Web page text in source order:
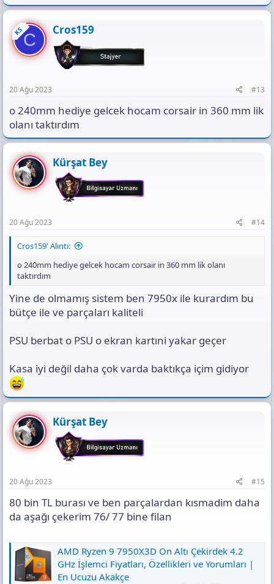
KSC Cros159
20 Ağu 2023 #13
o 240mm hediye gelcek hocam corsair in 360 mm lik
olanı taktırdım
Kürşat Bey
20 Ağu 2023 #14
Cros159' Alıntı:
o 240mm hediye gelcek hocam corsair in 360 mm lik olanı
taktırdım
Yine de olmamış sistem ben 7950x ile kurardım bu
bütçe ile ve parçaları kaliteli
PSU berbat o PSU o ekran kartıni yakar geçer
Kasa iyi değil daha çok varda baktıkça içim gidiyor
Kürşat Bey
20 Ağu 2023 #15
80 bin TL burası ve ben parçalardan kısmadim daha
da aşağı çekerim 76/ 77 bine filan
AMD Ryzen 9 7950X3D On Altı Çekirdek 4.2
GHz İşlemci Fiyatları, Özellikleri ve Yorumları |
En Ucuzu Akakçe